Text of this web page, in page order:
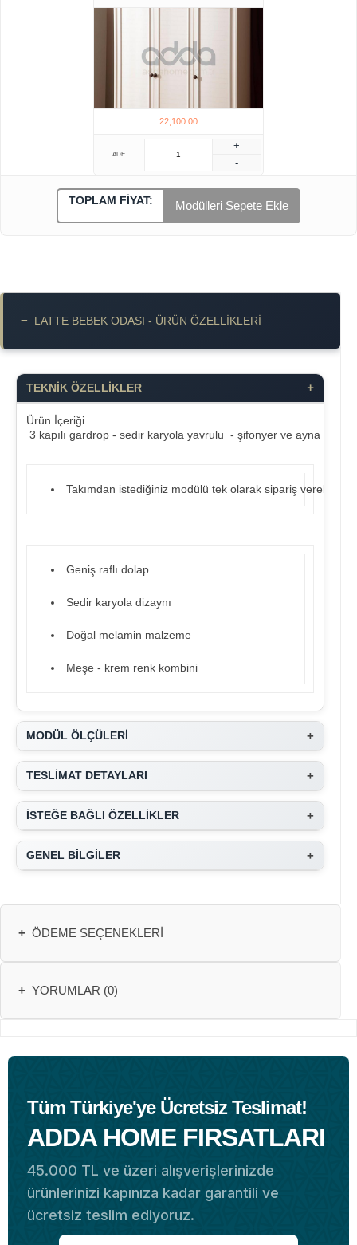
22,100.00
ADET
+
-
TOPLAM FIYAT: Modülleri Sepete Ekle
− LATTE BEBEK ODASI - ÜRÜN ÖZELLIKLERI
TEKNİK ÖZELLİKLER +
Ürün İçeriği
3 kapılı gardrop - sedir karyola yavrulu - şifonyer ve ayna takım
Takımdan istediğiniz modülü tek olarak sipariş
Geniş raflı dolap
Sedir karyola dizaynı
Doğal melamin malzeme
Meşe - krem renk kombini
MODÜL ÖLÇÜLERİ +
TESLİMAT DETAYLARI +
İSTEĞE BAĞLI ÖZELLİKLER +
GENEL BİLGİLER +
+ ÖDEME SEÇENEKLERI
+ YORUMLAR (0)
Tüm Türkiye'ye Ücretsiz Teslimat!
ADDA HOME FIRSATLARI
45.000 TL ve üzeri alışverişlerinizde
ürünlerinizi kapınıza kadar garantili ve
ücretsiz teslim ediyoruz.